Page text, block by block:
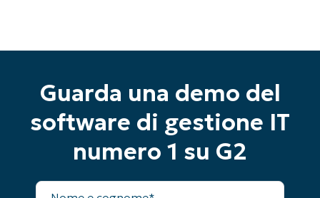
Guarda una demo del
software di gestione IT
numero 1 su G2
Nome
Inizia la tua prova di 14 giorni
completo a tutte le funzionalità